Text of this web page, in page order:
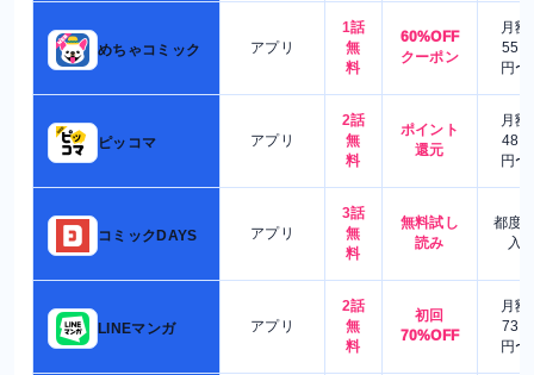
めちゃコミック アプリ
1話
無
料
60%OFF
クーポン
月額
550
円〜
ピッコマ アプリ
2話
無
料
ポイント
還元
月額
480
円〜
コミックDAYS アプリ
3話
無
料
無料試し
読み
都度
入
LINEマンガ アプリ
2話
無
料
初回
70%OFF
月額
730
円〜